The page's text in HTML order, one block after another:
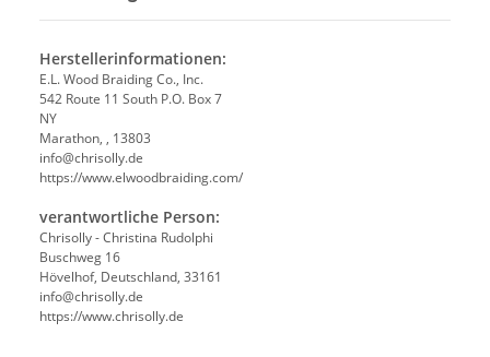
Herstellerinformationen:
E.L. Wood Braiding Co., Inc.
542 Route 11 South P.O. Box 7
NY
Marathon, , 13803
info@chrisolly.de
https://www.elwoodbraiding.com/
verantwortliche Person:
Chrisolly - Christina Rudolphi
Buschweg 16
Hövelhof, Deutschland, 33161
info@chrisolly.de
https://www.chrisolly.de